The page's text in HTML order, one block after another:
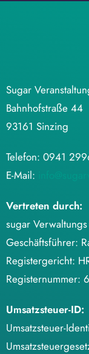
Sugar
Bahnhofstraße 44
93161 Sinzing
Telefon: 0941
E-Mail:
Vertreten durch:
sugar
Geschäftsführer:
Registergericht:
Registernummer:
Umsatzsteuer-ID:
Umsatzsteuer-